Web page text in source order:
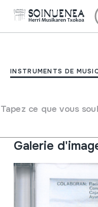
INSTRUMENTS DE
Tapez ce que vous
Danzas y
Type de collection
Galerie